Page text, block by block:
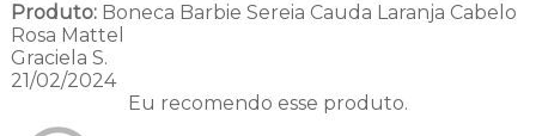
Produto:Boneca Barbie Sereia Cauda Laranja Cabelo
Rosa Mattel
Graciela S.
21/02/2024
Eu recomendo esse produto.